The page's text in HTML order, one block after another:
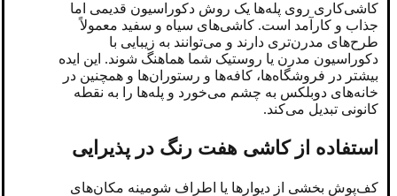
کاشی‌کاری روی پله‌ها یک روش دکوراسیون قدیمی اما
جذاب و کارآمد است. کاشی‌های سیاه و سفید معمولاً
طرح‌های مدرن‌تری دارند و می‌توانند به زیبایی با
دکوراسیون مدرن یا روستیک شما هماهنگ شوند. این ایده
بیشتر در فروشگاه‌ها، کافه‌ها و رستوران‌ها و همچنین در
خانه‌های دوبلکس به چشم می‌خورد و پله‌ها را به نقطه
کانونی تبدیل می‌کند.
استفاده از کاشی هفت رنگ در پذیرایی
کف‌پوش بخشی از دیوارها یا اطراف شومینه مکان‌های